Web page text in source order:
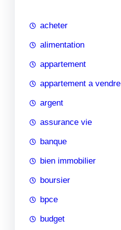
h
acheter
alimentation
appartement
appartement a vendre
argent
assurance vie
banque
bien immobilier
boursier
bpce
budget